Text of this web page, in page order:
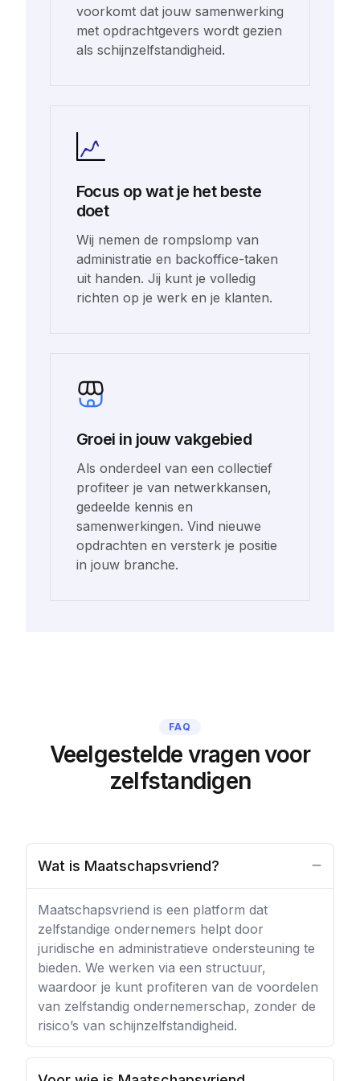
voorkomt dat jouw samenwerking
met opdrachtgevers wordt gezien
als schijnzelfstandigheid.
Focus op wat je het beste
doet
Wij nemen de rompslomp van
administratie en backoffice-taken
uit handen. Jij kunt je volledig
richten op je werk en je klanten.
Groei in jouw vakgebied
Als onderdeel van een collectief
profiteer je van netwerkkansen,
gedeelde kennis en
samenwerkingen. Vind nieuwe
opdrachten en versterk je positie
in jouw branche.
FAQ
Veelgestelde vragen voor
zelfstandigen
Wat is Maatschapsvriend?
Maatschapsvriend is een platform dat
zelfstandige ondernemers helpt door
juridische en administratieve ondersteuning te
bieden. We werken via een structuur,
waardoor je kunt profiteren van de voordelen
van zelfstandig ondernemerschap, zonder de
risico’s van schijnzelfstandigheid.